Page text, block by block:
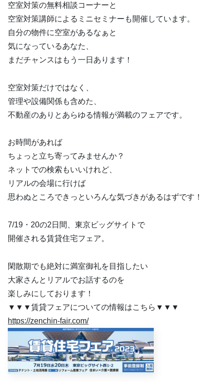
空室対策の無料相談コーナーと
空室対策講師によるミニセミナーも開催しています。
自分の物件に空室があるなぁと
気になっているあなた、
まだチャンスはもう一日あります！
空室対策だけではなく、
管理や設備関係も含めた、
不動産のありとあらゆる情報が満載のフェアです。
お時間があれば
ちょっと立ち寄ってみませんか？
ネットでの検索もいいけれど、
リアルの会場に行けば
思わぬところできっといろんな気づきがあるはずです！
7/19・20の2日間、東京ビッグサイトで
開催される賃貸住宅フェア。
閑散期でも絶対に満室御礼を目指したい
大家さんとリアルでお話するのを
楽しみにしております！
▼▼▼賃貸フェアについての情報はこちら▼▼▼
https://zenchin-fair.com/